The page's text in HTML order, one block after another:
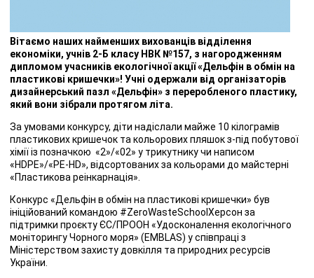
Вітаємо наших найменших вихованців відділення
економіки, учнів 2-Б класу НВК №157, з нагородженням
дипломом учасників екологічної акції «Дельфін в обмін на
пластикові кришечки»! Учні одержали від організаторів
дизайнерський пазл «Дельфін» з переробленого пластику,
який вони зібрали протягом літа.
За умовами конкурсу, діти надіслали майже 10 кілограмів
пластикових кришечок та кольорових пляшок з-під побутової
хімії із позначкою «2»/«02» у трикутнику чи написом
«HDPE»/«PE-HD», відсортованих за кольорами до майстерні
«Пластикова реінкарнація».
Конкурс «Дельфін в обмін на пластикові кришечки» був
ініційований командою #ZeroWasteSchoolХерсон за
підтримки проєкту ЄС/ПРООН «Удосконалення екологічного
моніторингу Чорного моря» (EMBLAS) у співпраці з
Міністерством захисту довкілля та природних ресурсів
України.